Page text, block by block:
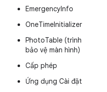
EmergencyInfo
OneTimeInitializer
PhotoTable (trình
bảo vệ màn hình)
Cấp phép
Ứng dụng Cài đặt